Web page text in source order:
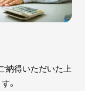
納得いただいた上
。